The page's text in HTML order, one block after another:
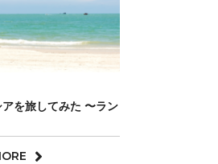
を旅してみた 〜ラン